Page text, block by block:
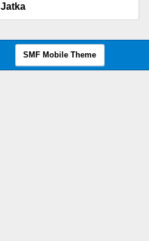
Jatka
SMF Mobile Theme